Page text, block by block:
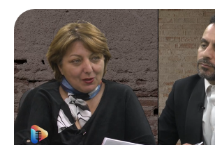
Podcast
Επικοινωνία